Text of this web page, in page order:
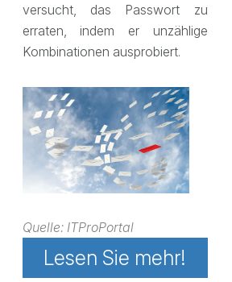
versucht, das Passwort zu
erraten, indem er unzählige
Kombinationen ausprobiert.
Quelle: ITProPortal
Lesen Sie mehr!